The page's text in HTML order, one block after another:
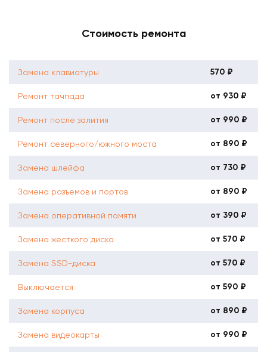
Стоимость ремонта
Замена клавиатуры 570 ₽
Ремонт тачпада от 930 ₽
Ремонт после залития от 990 ₽
Ремонт северного/южного моста от 890 ₽
Замена шлейфа от 730 ₽
Замена разъемов и портов от 890 ₽
Замена оперативной памяти от 390 ₽
Замена жесткого диска от 570 ₽
Замена SSD-диска от 570 ₽
Выключается от 590 ₽
Замена корпуса от 890 ₽
Замена видеокарты от 990 ₽